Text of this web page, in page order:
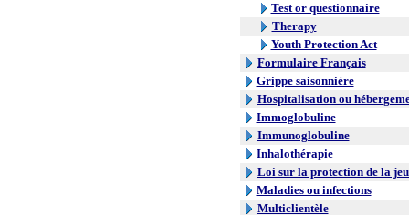
Test or questionnaire
Therapy
Youth Protection Act
Formulaire Français
Grippe saisonnière
Hospitalisation ou
Immoglobuline
Immunoglobuline
Inhalothérapie
Loi sur la protection de la
Maladies ou infections
Multiclientèle